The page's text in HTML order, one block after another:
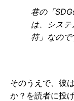
巷の「
は、シス
符」なので
そのうえで、彼
か？を読者に投